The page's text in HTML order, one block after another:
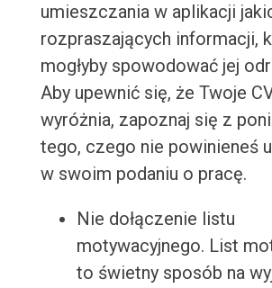
umieszczania w aplikacji
rozpraszających informacji,
mogłyby spowodować jej
Aby upewnić się, że Twoje
wyróżnia, zapoznaj się z
tego, czego nie powinieneś
w swoim podaniu o pracę.
Nie dołączenie listu
motywacyjnego. List
to świetny sposób na